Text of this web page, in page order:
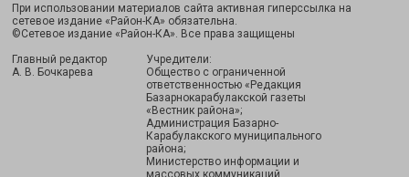
При использовании материалов сайта активная гиперссылка на
сетевое издание «Район-КА» обязательна.
©Сетевое издание «Район-КА». Все права защищены
Главный редактор
А. В. Бочкарева
Учредители:
Общество с ограниченной
ответственностью «Редакция
Базарнокарабулакской газеты
«Вестник района»;
Администрация Базарно-
Карабулакского муниципального
района;
Министерство информации и
массовых коммуникаций